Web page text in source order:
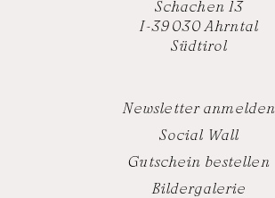
Schachen 13
I-39030 Ahrntal
Südtirol
Newsletter anmelden
Social Wall
Gutschein bestellen
Bildergalerie